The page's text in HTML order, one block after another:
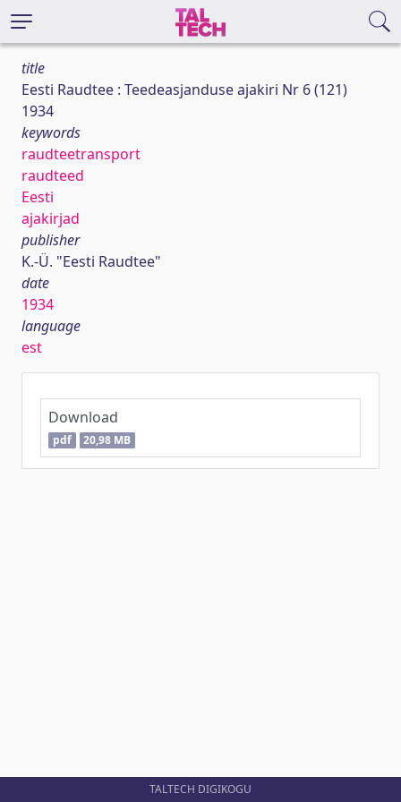
title
Eesti Raudtee : Teedeasjanduse ajakiri Nr 6 (121)
1934
keywords
raudteetransport
raudteed
Eesti
ajakirjad
publisher
K.-Ü. "Eesti Raudtee"
date
1934
language
est
Download
pdf 20,98 MB
TALTECH DIGIKOGU